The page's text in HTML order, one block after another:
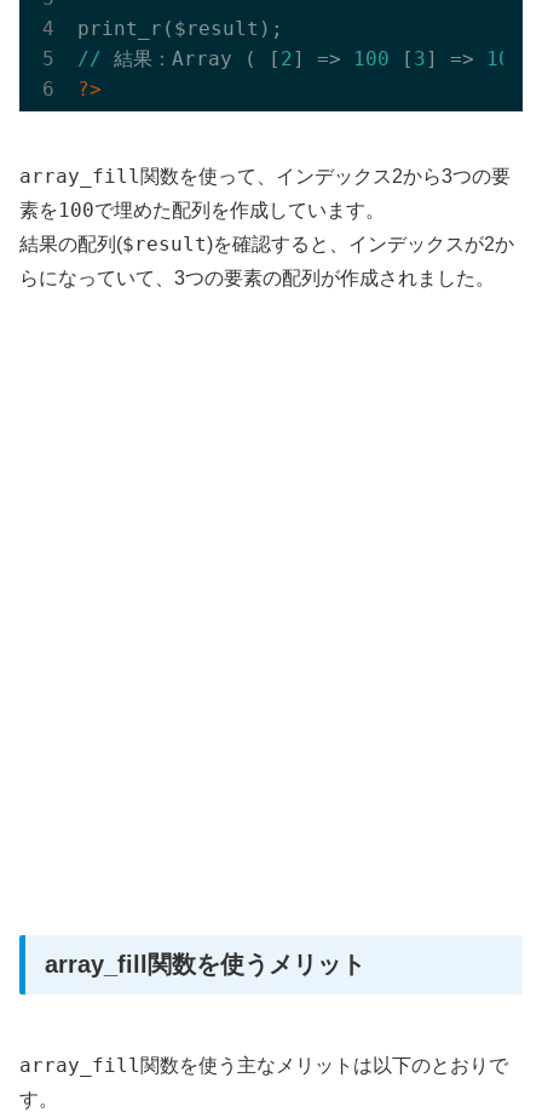
//
結果：Array ( [ 2 ] => 100 [ 3] => 100
?>
array_fill関数を使って、インデックス2から3つの要
素を100で埋めた配列を作成しています。
結果の配列($result)を確認すると、インデックスが2か
らになっていて、3つの要素の配列が作成されました。
array_fill関数を使うメリット
array_fill関数を使う主なメリットは以下のとおりで
す。